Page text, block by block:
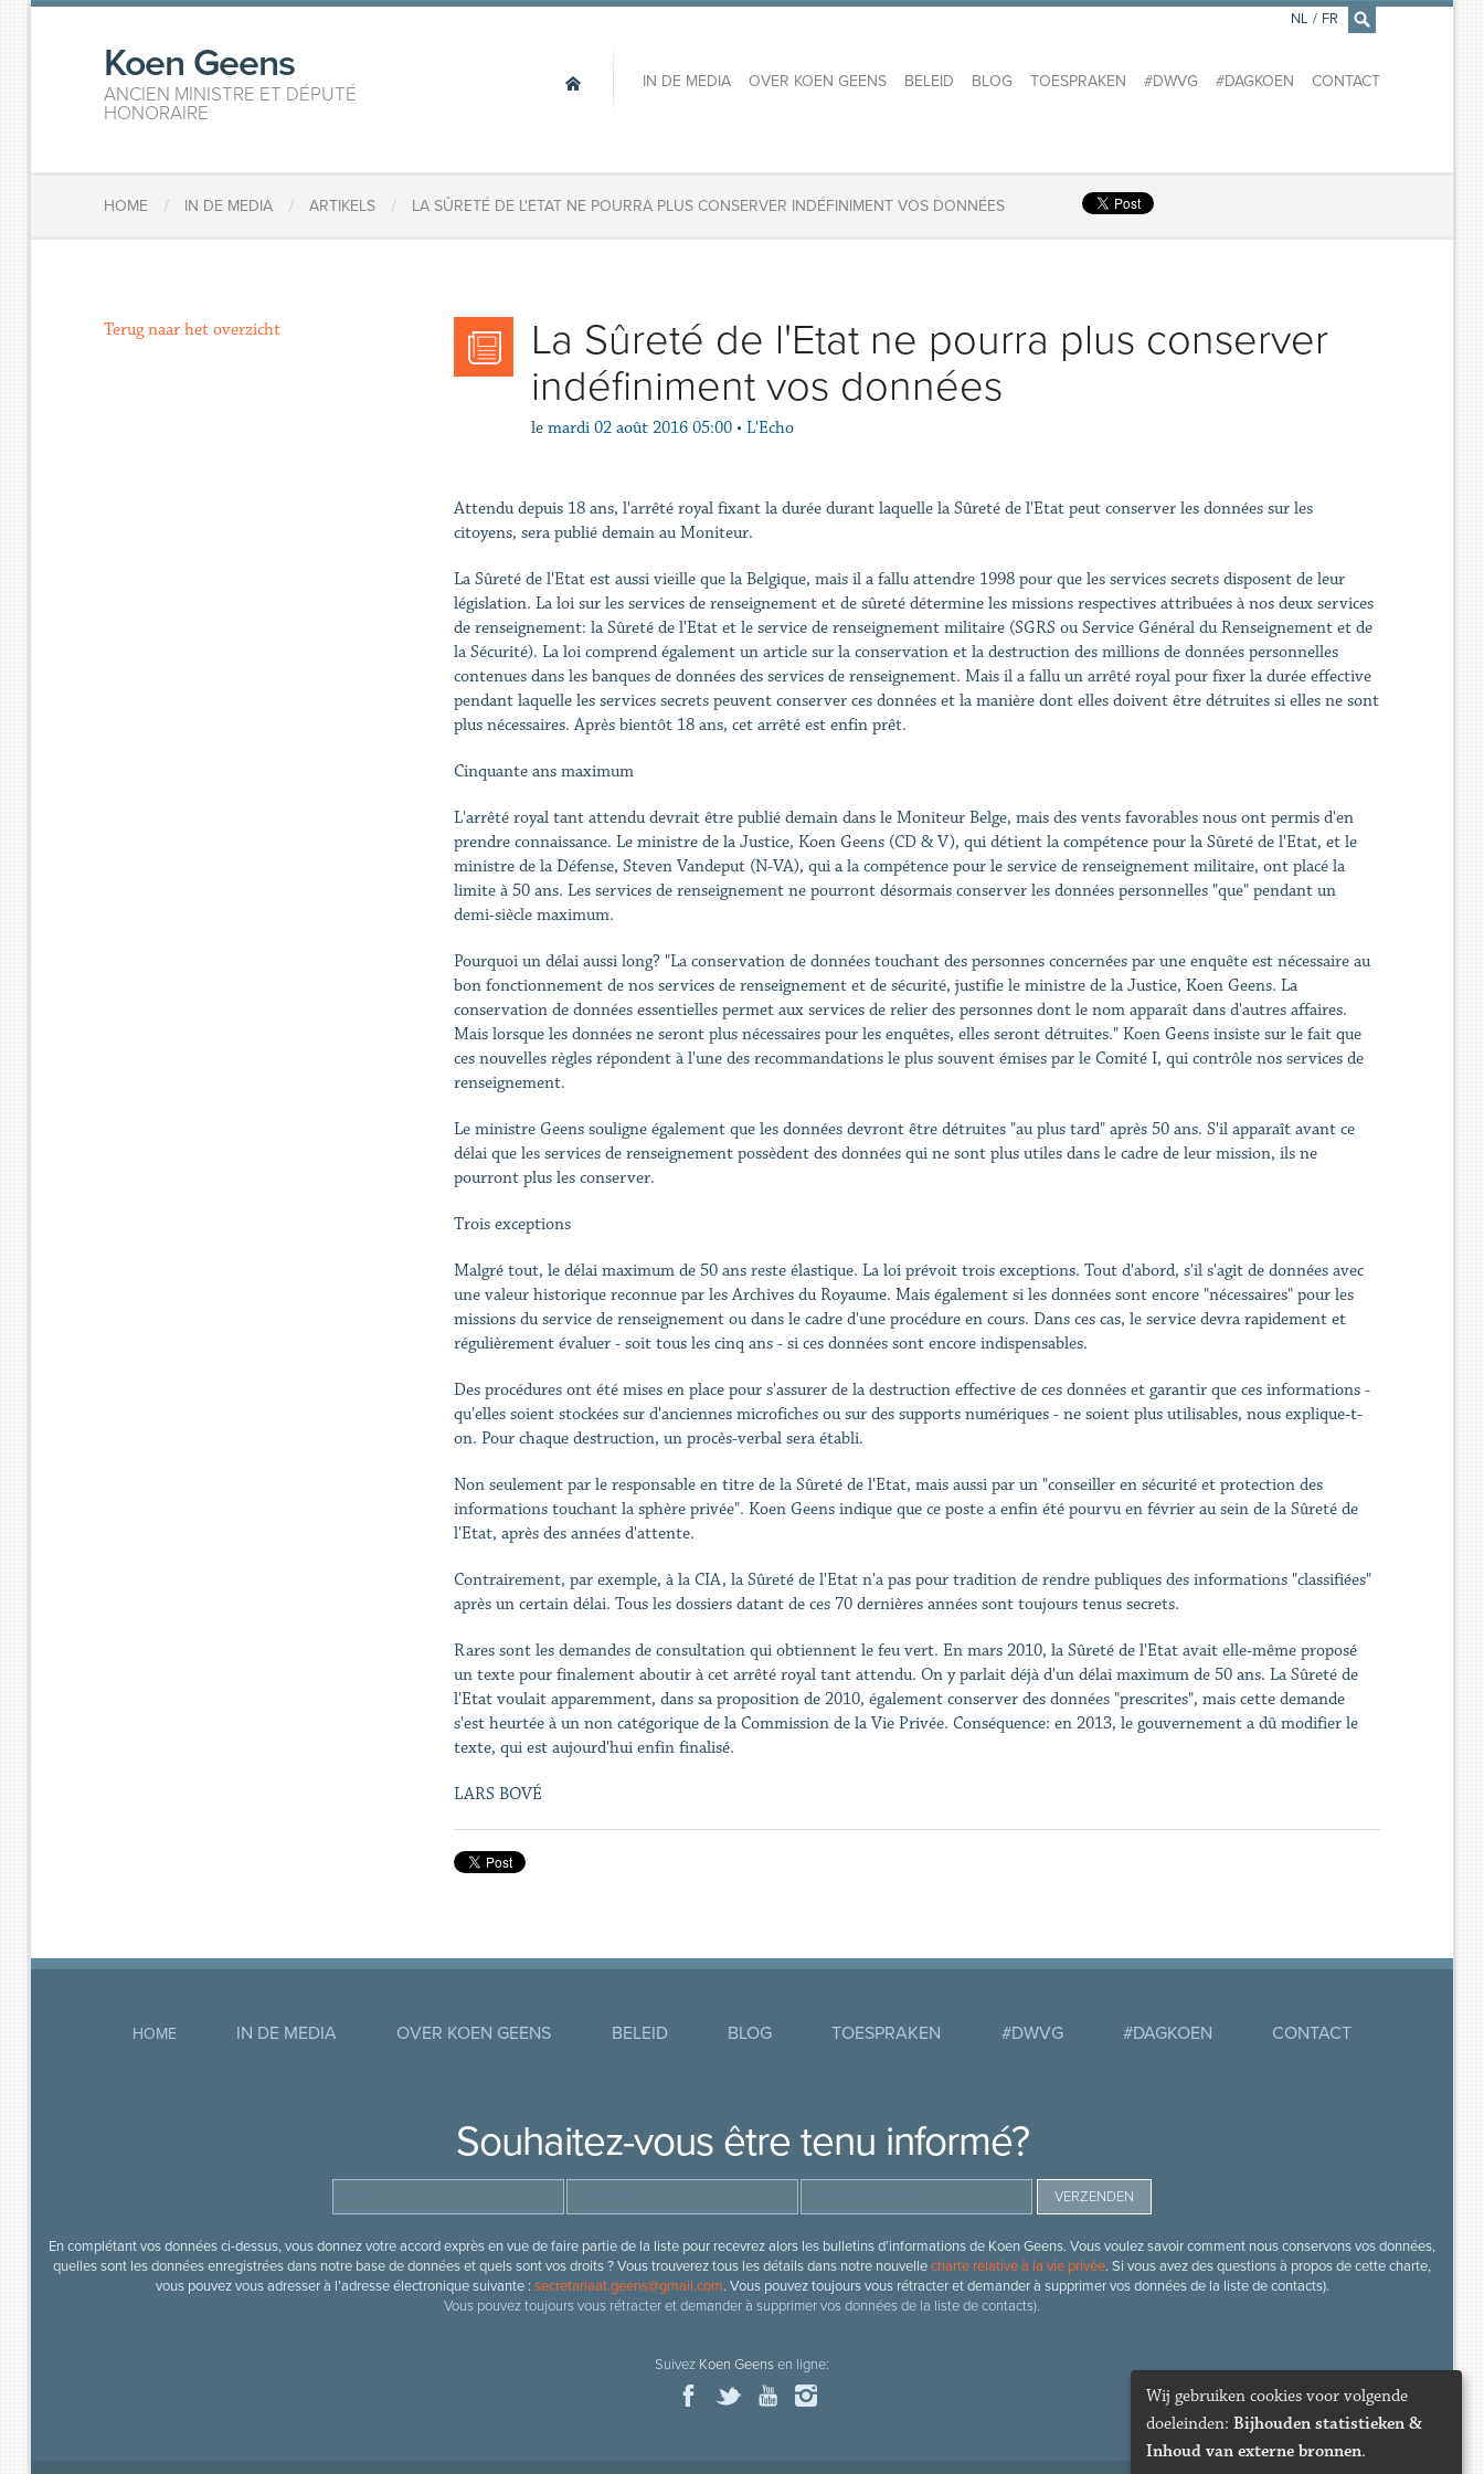
×
Koen Geens
ANCIEN MINISTRE ET DÉPUTÉ
HONORAIRE
IN DE MEDIA OVER KOEN GEENS BELEID BLOG TOESPRAKEN #DWVG #DAGKOEN CONTACT
NL / FR
HOME / IN DE MEDIA / ARTIKELS / LA SÛRETÉ DE L'ETAT NE POURRA PLUS CONSERVER INDÉFINIMENT VOS DONNÉES
La Sûreté de l'Etat ne pourra plus conserver
indéfiniment vos données
le mardi 02 août 2016 05:00 • L'Echo
Attendu depuis 18 ans, l'arrêté royal fixant la durée durant laquelle la Sûreté de l'Etat peut conserver les données sur les
citoyens, sera publié demain au Moniteur.
La Sûreté de l'Etat est aussi vieille que la Belgique, mais il a fallu attendre 1998 pour que les services secrets disposent de leur
législation. La loi sur les services de renseignement et de sûreté détermine les missions respectives attribuées à nos deux services
de renseignement: la Sûreté de l'Etat et le service de renseignement militaire (SGRS ou Service Général du Renseignement et de
la Sécurité). La loi comprend également un article sur la conservation et la destruction des millions de données personnelles
contenues dans les banques de données des services de renseignement. Mais il a fallu un arrêté royal pour fixer la durée effective
pendant laquelle les services secrets peuvent conserver ces données et la manière dont elles doivent être détruites si elles ne sont
plus nécessaires. Après bientôt 18 ans, cet arrêté est enfin prêt.
Cinquante ans maximum
L'arrêté royal tant attendu devrait être publié demain dans le Moniteur Belge, mais des vents favorables nous ont permis d'en
prendre connaissance. Le ministre de la Justice, Koen Geens (CD & V), qui détient la compétence pour la Sûreté de l'Etat, et le
ministre de la Défense, Steven Vandeput (N-VA), qui a la compétence pour le service de renseignement militaire, ont placé la
limite à 50 ans. Les services de renseignement ne pourront désormais conserver les données personnelles "que" pendant un
demi-siècle maximum.
Pourquoi un délai aussi long? "La conservation de données touchant des personnes concernées par une enquête est nécessaire au
bon fonctionnement de nos services de renseignement et de sécurité, justifie le ministre de la Justice, Koen Geens. La
conservation de données essentielles permet aux services de relier des personnes dont le nom apparaît dans d'autres affaires.
Mais lorsque les données ne seront plus nécessaires pour les enquêtes, elles seront détruites." Koen Geens insiste sur le fait que
ces nouvelles règles répondent à l'une des recommandations le plus souvent émises par le Comité I, qui contrôle nos services de
renseignement.
Le ministre Geens souligne également que les données devront être détruites "au plus tard" après 50 ans. S'il apparaît avant ce
délai que les services de renseignement possèdent des données qui ne sont plus utiles dans le cadre de leur mission, ils ne
pourront plus les conserver.
Trois exceptions
Malgré tout, le délai maximum de 50 ans reste élastique. La loi prévoit trois exceptions. Tout d'abord, s'il s'agit de données avec
une valeur historique reconnue par les Archives du Royaume. Mais également si les données sont encore "nécessaires" pour les
missions du service de renseignement ou dans le cadre d'une procédure en cours. Dans ces cas, le service devra rapidement et
régulièrement évaluer - soit tous les cinq ans - si ces données sont encore indispensables.
Des procédures ont été mises en place pour s'assurer de la destruction effective de ces données et garantir que ces informations -
qu'elles soient stockées sur d'anciennes microfiches ou sur des supports numériques - ne soient plus utilisables, nous explique-t-
on. Pour chaque destruction, un procès-verbal sera établi.
Non seulement par le responsable en titre de la Sûreté de l'Etat, mais aussi par un "conseiller en sécurité et protection des
informations touchant la sphère privée". Koen Geens indique que ce poste a enfin été pourvu en février au sein de la Sûreté de
l'Etat, après des années d'attente.
Contrairement, par exemple, à la CIA, la Sûreté de l'Etat n'a pas pour tradition de rendre publiques des informations "classifiées"
après un certain délai. Tous les dossiers datant de ces 70 dernières années sont toujours tenus secrets.
Rares sont les demandes de consultation qui obtiennent le feu vert. En mars 2010, la Sûreté de l'Etat avait elle-même proposé
un texte pour finalement aboutir à cet arrêté royal tant attendu. On y parlait déjà d'un délai maximum de 50 ans. La Sûreté de
l'Etat voulait apparemment, dans sa proposition de 2010, également conserver des données "prescrites", mais cette demande
s'est heurtée à un non catégorique de la Commission de la Vie Privée. Conséquence: en 2013, le gouvernement a dû modifier le
texte, qui est aujourd'hui enfin finalisé.
LARS BOVÉ
Terug naar het overzicht
HOME IN DE MEDIA OVER KOEN GEENS BELEID BLOG TOESPRAKEN #DWVG #DAGKOEN CONTACT
Souhaitez-vous être tenu informé?
En complétant vos données ci-dessus, vous donnez votre accord exprès en vue de faire partie de la liste pour recevrez alors les bulletins d’informations de Koen Geens. Vous voulez savoir comment nous conservons vos données,
quelles sont les données enregistrées dans notre base de données et quels sont vos droits ? Vous trouverez tous les détails dans notre nouvellecharte relative à la vie privée. Si vous avez des questions à propos de cette charte,
vous pouvez vous adresser à l’adresse électronique suivante : secretariaat.geens@gmail.com. Vous pouvez toujours vous rétracter et demander à supprimer vos données de la liste de contacts).
Vous pouvez toujours vous rétracter et demander à supprimer vos données de la liste de contacts).
Suivez Koen Geensen ligne:
Wij gebruiken cookies voor volgende
doeleinden: Bijhouden statistieken &
Inhoud van externe bronnen.